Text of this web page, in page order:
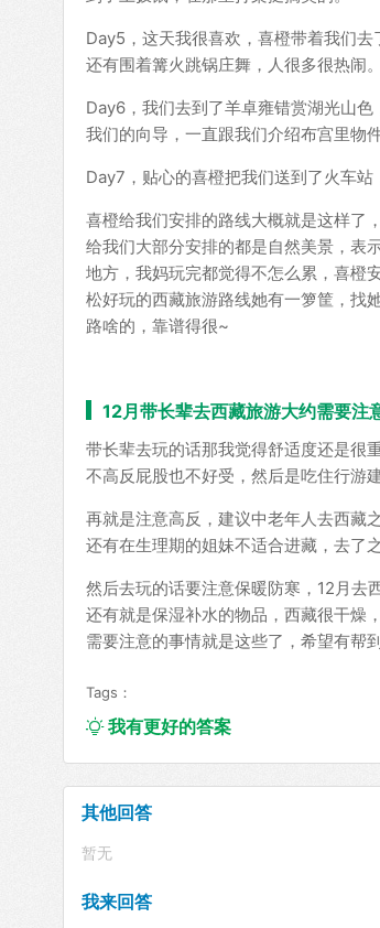
Day5，这天我很喜欢，喜橙带着我们
还有围着篝火跳锅庄舞，人很多很热闹。
Day6，我们去到了羊卓雍错赏湖光山
我们的向导，一直跟我们介绍布宫里物
Day7，贴心的喜橙把我们送到了火车站
喜橙给我们安排的路线大概就是这样了
给我们大部分安排的都是自然美景，表
地方，我妈玩完都觉得不怎么累，喜橙
松好玩的西藏旅游路线她有一箩筐，找
路啥的，靠谱得很~
12月带长辈去西藏旅游大约需要注
带长辈去玩的话那我觉得舒适度还是很
不高反屁股也不好受，然后是吃住行游
再就是注意高反，建议中老年人去西藏
还有在生理期的姐妹不适合进藏，去了
然后去玩的话要注意保暖防寒，12月去
还有就是保湿补水的物品，西藏很干燥
需要注意的事情就是这些了，希望有帮
Tags：
我有更好的答案
其他回答
暂无
我来回答